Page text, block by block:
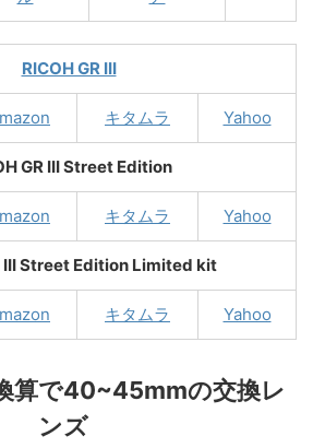
RICOH GR III
キタムラ Yahoo
GR III Street Edition
キタムラ Yahoo
III Street Edition Limited kit
キタムラ Yahoo
算で40~45mmの交換レ
ンズ